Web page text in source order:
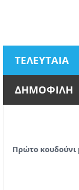
ΤΕΛΕΥΤΑΙΑ
ΔΗΜΟΦΙΛΗ
Πρώτο κουδούνι